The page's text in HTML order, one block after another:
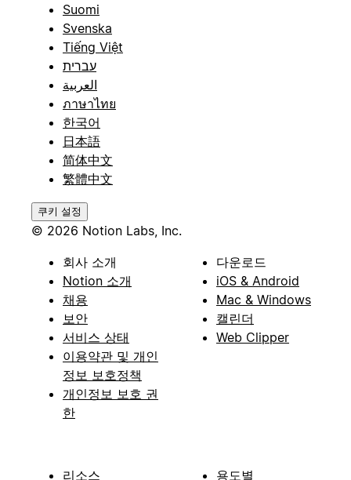
Suomi
Svenska
Tiếng Việt
עברית
العربية
ภาษาไทย
한국어
日本語
简体中文
繁體中文
쿠키 설정
© 2026 Notion Labs, Inc.
회사 소개
Notion 소개
채용
보안
서비스 상태
이용약관 및 개인
정보 보호정책
개인정보 보호 권
한
다운로드
iOS & Android
Mac & Windows
캘린더
Web Clipper
리소스 용도별